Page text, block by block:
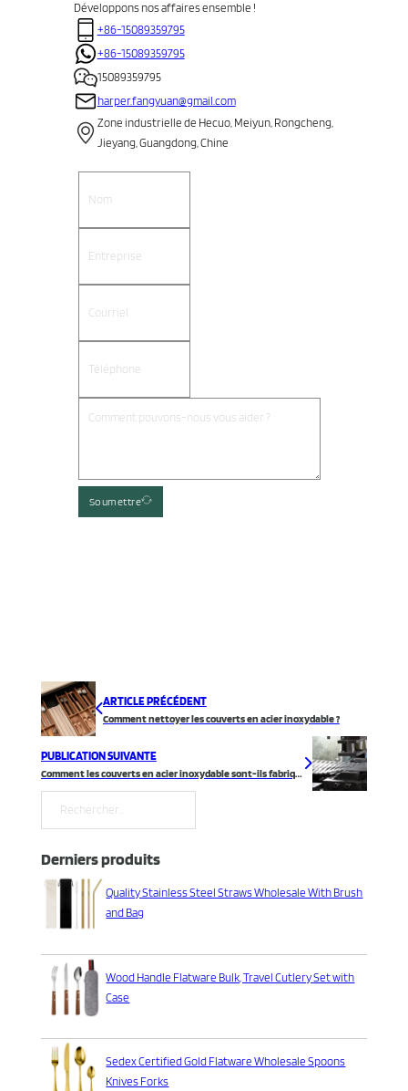
Développons nos affaires ensemble !
+86-15089359795
+86-15089359795
15089359795
harper.fangyuan@gmail.com
Zone industrielle de Hecuo, Meiyun, Rongcheng,
Jieyang, Guangdong, Chine
Soumettre
ARTICLE PRÉCÉDENT
Comment nettoyer les couverts en acier inoxydable ?
PUBLICATION SUIVANTE
Comment les couverts en acier inoxydable sont-ils fabriqués chez FangYuan？ ?
Rechercher
Derniers produits
Quality Stainless Steel Straws Wholesale With Brush
and Bag
Wood Handle Flatware Bulk, Travel Cutlery Set with
Case
Sedex Certified Gold Flatware Wholesale Spoons
Knives Forks